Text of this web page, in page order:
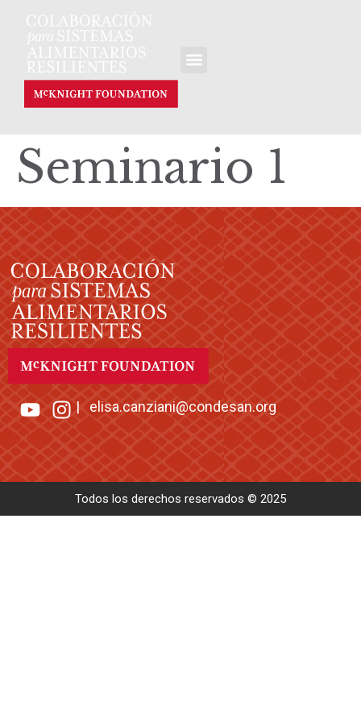
Seminario 1
|elisa.canziani@condesan.org
Todos los derechos reservados © 2025